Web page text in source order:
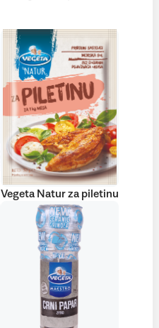
Vegeta Natur za piletinu